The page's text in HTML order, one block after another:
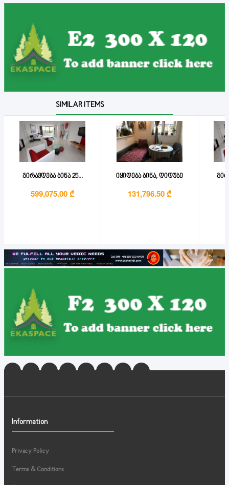
SIMILAR ITEMS
გირავდება ბინა 25...
599,075.00 ₾
იყიდება ბინა, დიდუბე
131,796.50 ₾
Information
Privacy Policy
Terms & Conditions